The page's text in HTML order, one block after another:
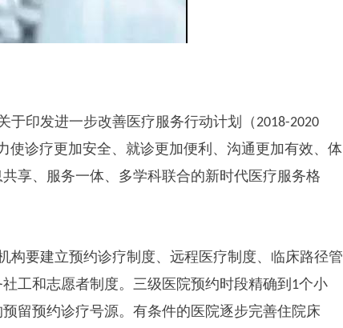
于印发进一步改善医疗服务行动计划（2018-2020
使诊疗更加安全、就诊更加便利、沟通更加有效、体
享、服务一体、多学科联合的新时代医疗服务格
构要建立预约诊疗制度、远程医疗制度、临床路径管
工和志愿者制度。三级医院预约时段精确到 1个小
留预约诊疗号源。有条件的医院逐步完善住院床